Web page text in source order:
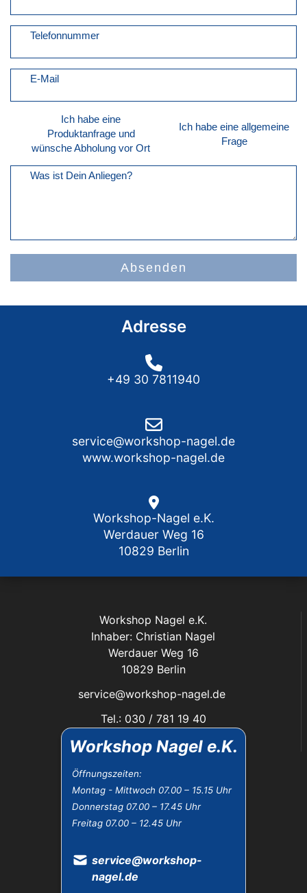
Workshop Nagel e.K.
Öffnungszeiten:
Montag - Mittwoch 07.00 – 15.15 Uhr
Donnerstag 07.00 – 17.45 Uhr
Freitag 07.00 – 12.45 Uhr
service@workshop-
nagel.de
Telefonnummer
E-Mail
Ich habe eine
Produktanfrage und
wünsche Abholung vor Ort
Ich habe eine allgemeine
Frage
Was ist Dein Anliegen?
Absenden
Adresse
+49 30 7811940
service@workshop-nagel.de
www.workshop-nagel.de
Workshop-Nagel e.K.
Werdauer Weg 16
10829 Berlin
Workshop Nagel e.K.
Inhaber: Christian Nagel
Werdauer Weg 16
10829 Berlin
service@workshop-nagel.de
Tel.: 030 / 781 19 40
Das Unternehmen:
Öffnungszeiten
Datenschutz
Impressum
AGB